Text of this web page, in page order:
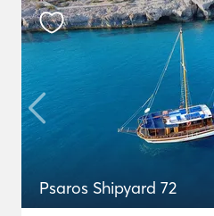
Psaros Shipyard 72